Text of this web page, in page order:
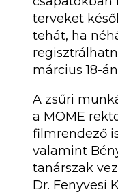
terveket
tehát, ha
március 18-
A zsűri
a MOME
filmrendező
valamint
tanárszak
Dr. Fenyvesi